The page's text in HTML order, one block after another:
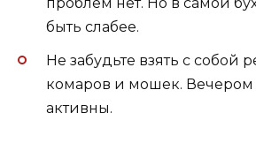
быть слабее.
Не забудьте взять с собой
комаров и мошек. Вечером
активны.